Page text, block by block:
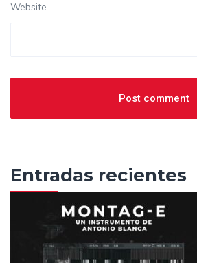
Website
Entradas recientes